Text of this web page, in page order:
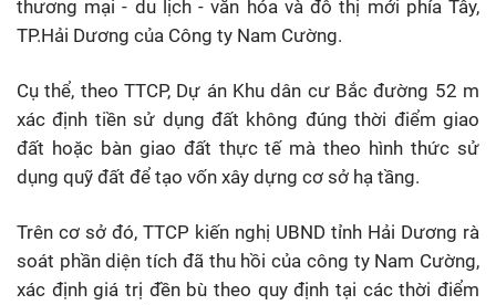
thương mại - du lịch - văn hóa và đô thị mới phía Tây,
TP.Hải Dương của Công ty Nam Cường.
Cụ thể, theo TTCP, Dự án Khu dân cư Bắc đường 52 m
xác định tiền sử dụng đất không đúng thời điểm giao
đất hoặc bàn giao đất thực tế mà theo hình thức sử
dụng quỹ đất để tạo vốn xây dựng cơ sở hạ tầng.
Trên cơ sở đó, TTCP kiến nghị UBND tỉnh Hải Dương rà
soát phần diện tích đã thu hồi của công ty Nam Cường,
xác định giá trị đền bù theo quy định tại các thời điểm